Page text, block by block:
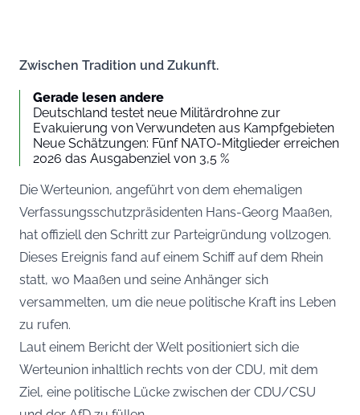
Zwischen Tradition und Zukunft.
Gerade lesen andere
Deutschland testet neue Militärdrohne zur
Evakuierung von Verwundeten aus Kampfgebieten
Neue Schätzungen: Fünf NATO-Mitglieder erreichen
2026 das Ausgabenziel von 3,5 %
Die Werteunion, angeführt von dem ehemaligen
Verfassungsschutzpräsidenten Hans-Georg Maaßen,
hat offiziell den Schritt zur Parteigründung vollzogen.
Dieses Ereignis fand auf einem Schiff auf dem Rhein
statt, wo Maaßen und seine Anhänger sich
versammelten, um die neue politische Kraft ins Leben
zu rufen.
Laut einem Bericht derWelt positioniert sich die
Werteunion inhaltlich rechts von der CDU, mit dem
Ziel, eine politische Lücke zwischen der CDU/CSU